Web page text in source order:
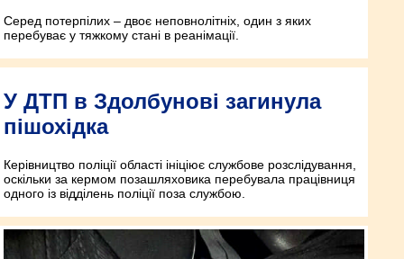
Серед потерпілих – двоє неповнолітніх, один з яких
перебуває у тяжкому стані в реанімації.
У ДТП в Здолбунові загинула
пішохідка
Керівництво поліції області ініціює службове розслідування,
оскільки за кермом позашляховика перебувала працівниця
одного із відділень поліції поза службою.